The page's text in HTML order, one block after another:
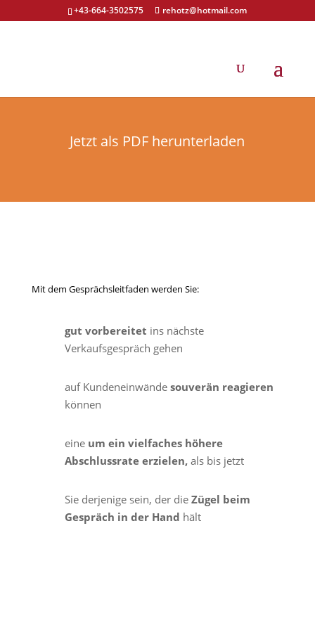
+43-664-3502575 rehotz@hotmail.com
Jetzt als PDF herunterladen
Mit dem Gesprächsleitfaden werden Sie:
gut vorbereitet ins nächste
Verkaufsgespräch gehen
auf Kundeneinwände souverän reagieren
können
eine um ein vielfaches höhere
Abschlussrate erzielen,als bis jetzt
Sie derjenige sein, der die Zügel beim
Gespräch in der Hand hält